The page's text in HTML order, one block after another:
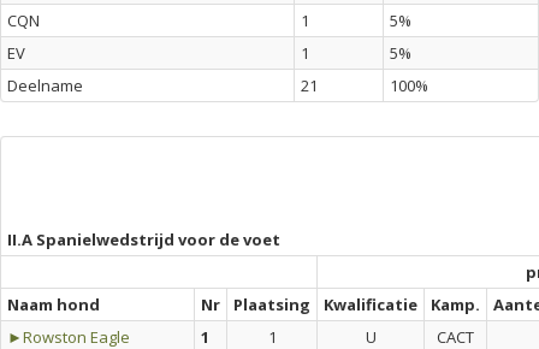
CQN
1
5%
EV
1
5%
Deelname
21 100%
II.A Spanielwedstrijd voor de voet
Naam hond
Nr Plaatsing Kwalificatie Kamp.
►Rowston Eagle
1 1 U
CACT